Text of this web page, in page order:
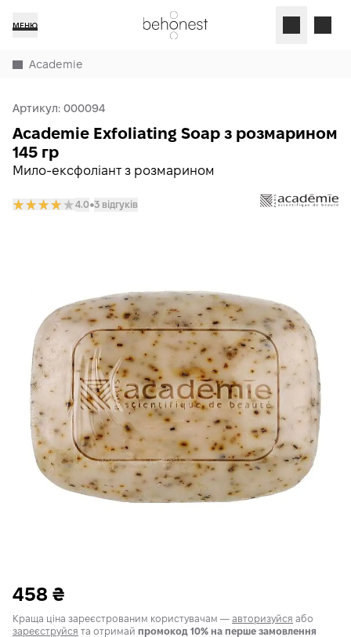
МЕНЮ
Academie
Артикул: 000094
Мило-ексфоліант з розмарином
Academie Exfoliating Soap з розмарином
145 гр
4.0𒊹3 відгуків
458 ₴
Краща ціна зареєстрованим користувачам — авторизуйся або
зареєструйся та отримай промокод 10% на перше замовлення